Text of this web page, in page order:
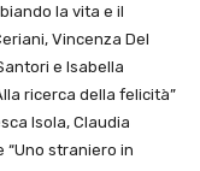
la vita e il
Vincenza Del
e Isabella
ricerca della felicità”
Isola, Claudia
“Uno straniero in